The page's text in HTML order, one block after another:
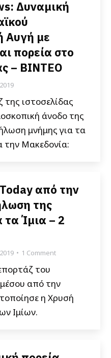
Δυναμική
Αυγή με
πορεία στο
– ΒΙΝΤΕΟ
της ιστοσελίδας
άνοδο της
μνήμης για τα
την Μακεδονία:
από την
της
τα Ίμια – 2
1 Comment
του
από την
η Χρυσή
Ιμίων.